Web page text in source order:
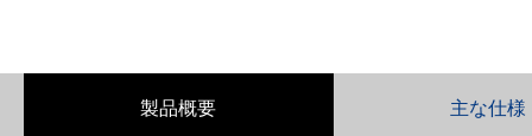
製品概要 主な仕様